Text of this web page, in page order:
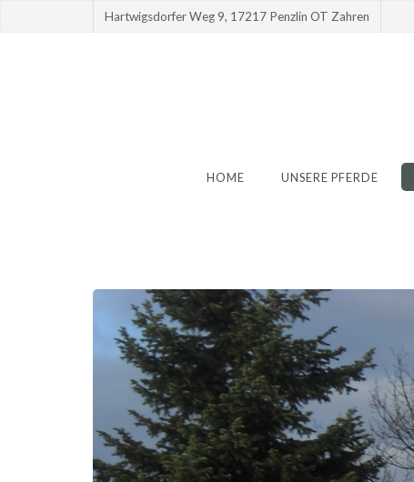
Hartwigsdorfer Weg 9, 17217 Penzlin OT Zahren
HOME UNSERE PFERDE